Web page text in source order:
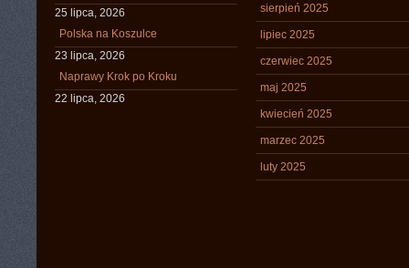
25 lipca, 2026
Polska na Koszulce
23 lipca, 2026
Naprawy Krok po Kroku
22 lipca, 2026
sierpień 2025
lipiec 2025
czerwiec 2025
maj 2025
kwiecień 2025
marzec 2025
luty 2025